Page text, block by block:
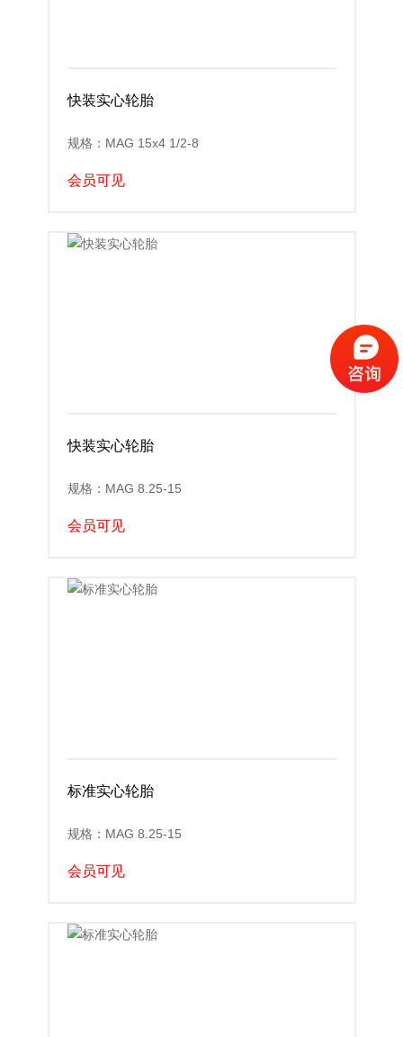
快装实心轮胎
规格：MAG 15x4 1/2-8
会员可见
快装实心轮胎
规格：MAG 8.25-15
会员可见
标准实心轮胎
规格：MAG 8.25-15
会员可见